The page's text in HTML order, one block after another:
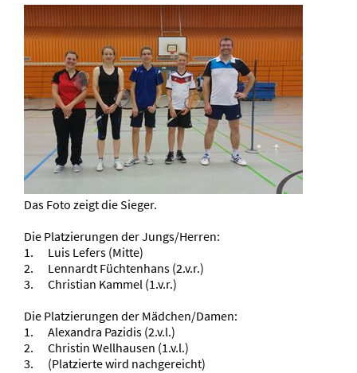
Das Foto zeigt die Sieger.
Die Platzierungen der Jungs/Herren:
1. Luis Lefers (Mitte)
2. Lennardt Füchtenhans (2.v.r.)
3. Christian Kammel (1.v.r.)
Die Platzierungen der Mädchen/Damen:
1. Alexandra Pazidis (2.v.l.)
2. Christin Wellhausen (1.v.l.)
3. (Platzierte wird nachgereicht)